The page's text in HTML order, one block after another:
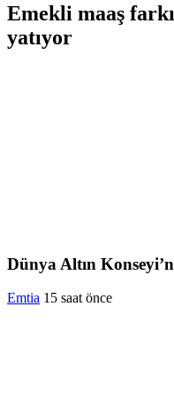
Emekli maaş
yatıyor
Dünya Altın
Emtia 15 saat önce